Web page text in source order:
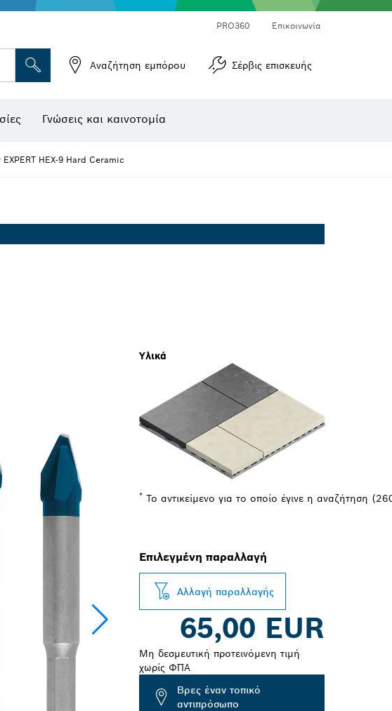
PRO360 Επικοινωνία
Αναζήτηση εμπόρου Σέρβις επισκευής
Γνώσεις και καινοτομία
EXPERT HEX-9 Hard Ceramic
Υλικά
*Το αντικείμενο για το οποίο έγινε η αναζήτηση
Επιλεγμένη παραλλαγή
Αλλαγή παραλλαγής
65,00 EUR
Μη δεσμευτική προτεινόμενη τιμή
χωρίς ΦΠΑ
Βρες έναν τοπικό
αντιπρόσωπο